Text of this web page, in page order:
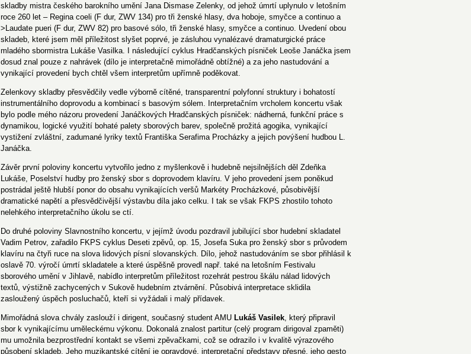
skladby mistra českého barokního umění Jana Dismase Zelenky, od jehož úmrtí uplynulo v letošním
roce 260 let – Regina coeli (F dur, ZWV 134) pro tři ženské hlasy, dva hoboje, smyčce a continuo a
>Laudate pueri (F dur, ZWV 82) pro basové sólo, tři ženské hlasy, smyčce a continuo. Uvedení obou
skladeb, které jsem měl příležitost slyšet poprvé, je zásluhou vynalézavé dramaturgické práce
mladého sbormistra Lukáše Vasilka. I následující cyklus Hradčanských písniček Leoše Janáčka jsem
dosud znal pouze z nahrávek (dílo je interpretačně mimořádně obtížné) a za jeho nastudování a
vynikající provedení bych chtěl všem interpretům upřímně poděkovat.
Zelenkovy skladby přesvědčily vedle výborně cítěné, transparentní polyfonní struktury i bohatostí
instrumentálního doprovodu a kombinací s basovým sólem. Interpretačním vrcholem koncertu však
bylo podle mého názoru provedení Janáčkových Hradčanských písniček: nádherná, funkční práce s
dynamikou, logické využití bohaté palety sborových barev, společně prožitá agogika, vynikající
vystižení zvláštní, zadumané lyriky textů Františka Serafima Procházky a jejich povýšení hudbou L.
Janáčka.
Závěr první poloviny koncertu vytvořilo jedno z myšlenkově i hudebně nejsilnějších děl Zdeňka
Lukáše, Poselství hudby pro ženský sbor s doprovodem klavíru. V jeho provedení jsem poněkud
postrádal ještě hlubší ponor do obsahu vynikajících veršů Markéty Procházkové, působivější
dramatické napětí a přesvědčivější výstavbu díla jako celku. I tak se však FKPS zhostilo tohoto
nelehkého interpretačního úkolu se ctí.
Do druhé poloviny Slavnostního koncertu, v jejímž úvodu pozdravil jubilující sbor hudební skladatel
Vadim Petrov, zařadilo FKPS cyklus Deseti zpěvů, op. 15, Josefa Suka pro ženský sbor s průvodem
klavíru na čtyři ruce na slova lidových písní slovanských. Dílo, jehož nastudováním se sbor přihlásil k
oslavě 70. výročí úmrtí skladatele a které úspěšně provedl např. také na letošním Festivalu
sborového umění v Jihlavě, nabídlo interpretům příležitost rozehrát pestrou škálu nálad lidových
textů, výstižně zachycených v Sukově hudebním ztvárnění. Působivá interpretace sklidila
zasloužený úspěch posluchačů, kteří si vyžádali i malý přídavek.
Mimořádná slova chvály zaslouží i dirigent, současný student AMU Lukáš Vasilek, který připravil
sbor k vynikajícímu uměleckému výkonu. Dokonalá znalost partitur (celý program dirigoval zpaměti)
mu umožnila bezprostřední kontakt se všemi zpěvačkami, což se odrazilo i v kvalitě výrazového
působení skladeb. Jeho muzikantské cítění je opravdové, interpretační představy přesné, jeho gesto